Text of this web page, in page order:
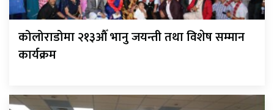
कोलोराडोमा २१३औँ भानु जयन्ती तथा विशेष सम्मान
कार्यक्रम